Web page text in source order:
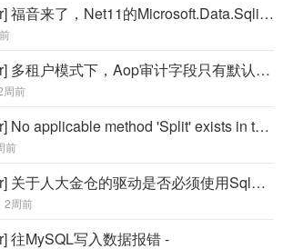
[SqlSugar] 福音来了，Net11的Microsoft.Data.Sqlite自带加密 -
[SqlSugar] 多租户模式下，Aop审计字段只有默认数据库进入AOP审计字段逻辑，其他的库都没有进入 -
周前
[SqlSugar] No applicable method 'Split' exists in type 'String' -
前
[SqlSugar] 关于人大金仓的驱动是否必须使用SqlSugarCore.Kdbndp 的问题 -
2周前
往MySQL写入数据报错 -